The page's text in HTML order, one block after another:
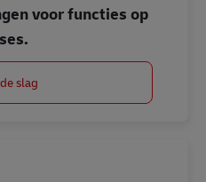
voor functies op
slag